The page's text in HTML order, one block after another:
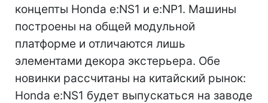
концепты Honda e:NS1 и e:NP1. Машины
построены на общей модульной
платформе и отличаются лишь
элементами декора экстерьера. Обе
новинки рассчитаны на китайский рынок:
Honda e:NS1 будет выпускаться на заводе